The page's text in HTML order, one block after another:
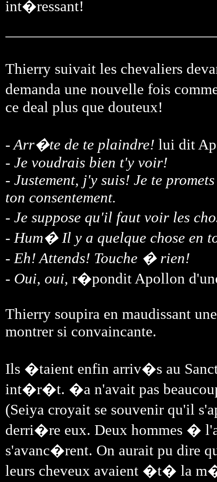
int�ressant!
Thierry suivait les chevaliers
demanda une nouvelle fois
ce deal plus que douteux!
- Arr�te de te plaindre! lui dit
- Je voudrais bien t'y voir!
- Justement, j'y suis! Je te
ton consentement.
- Je suppose qu'il faut voir les
- Hum� Il y a quelque chose
- Eh! Attends! Touche � rien!
- Oui, oui, r�pondit Apollon
Thierry soupira en maudissant
montrer si convaincante.
Ils �taient enfin arriv�s au
int�r�t. �a n'avait pas
(Seiya croyait se souvenir qu'il
derri�re eux. Deux hommes �
s'avanc�rent. On aurait pu dire
leurs cheveux avaient �t� la